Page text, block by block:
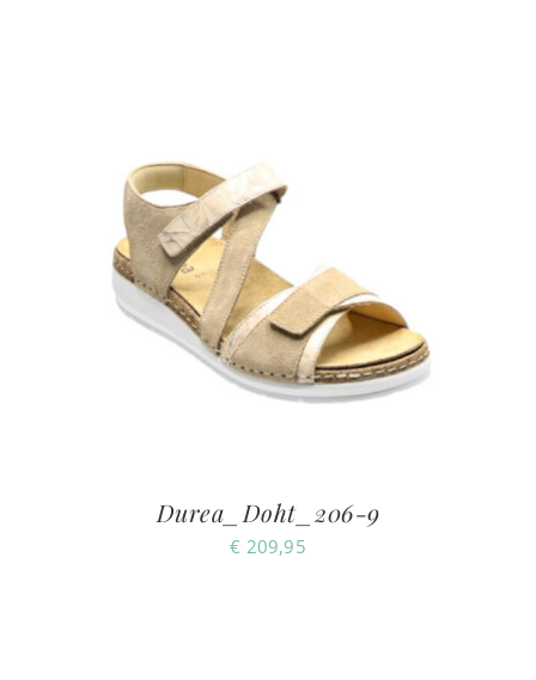
Durea_Doht_206-9
€ 209,95